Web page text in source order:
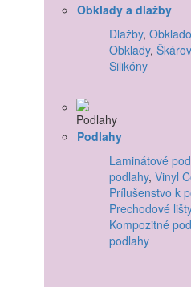
Obklady a dlažby
Dlažby,
Obklady,
Silikóny
Podlahy
Laminátové
podlahy, Vinyl
Prílušenstvo k
Prechodové lišty
Kompozitné
podlahy